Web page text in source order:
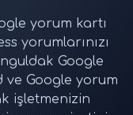
yorum kartı
yorumlarınızı
Google
ve Google yorum
işletmenizin